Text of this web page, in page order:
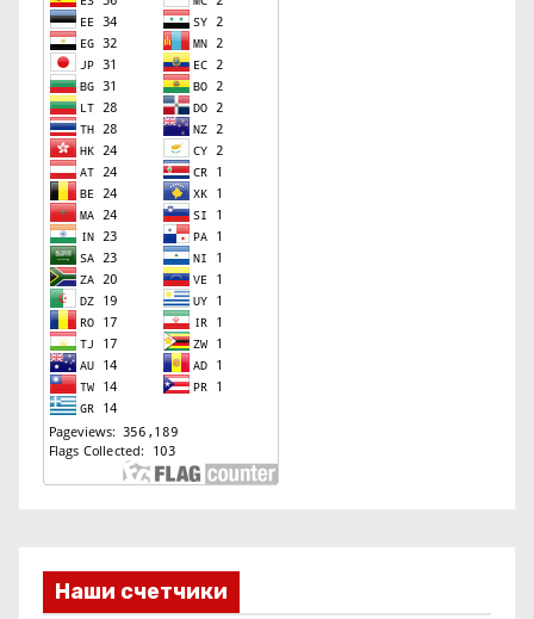
Наши счетчики